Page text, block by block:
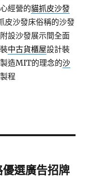
經營的貓抓皮沙發
皮沙發床俗稱的沙發
設沙發展示間全面
中古貨櫃屋設計裝
造MIT的理念的沙
程
選廣告招牌